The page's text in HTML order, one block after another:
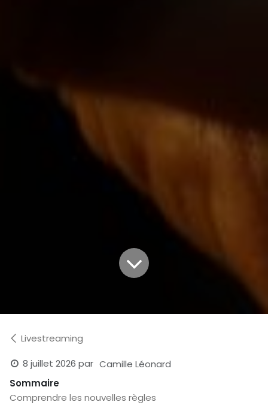
Livestreaming
8 juillet 2026 par Camille Léonard
Sommaire
Comprendre les nouvelles règles